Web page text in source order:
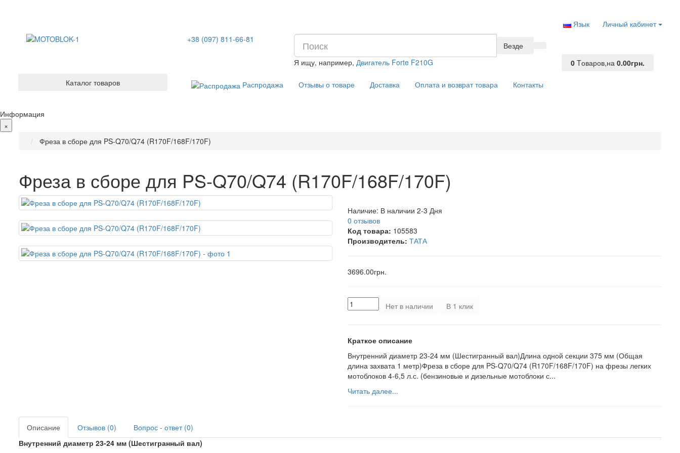
Личный кабинет
Язык
+38 (097) 811-66-81
Везде
Я ищу, например,Двигатель Forte F210G 0 Tоваров,на0.00грн.
Каталог товаров
Распродажа Отзывы о товаре Доставка Оплата и возврат товара Контакты
Информация
×
Фреза в сборе для PS-Q70/Q74 (R170F/168F/170F)
Фреза в сборе для PS-Q70/Q74 (R170F/168F/170F)
Наличие: В наличии 2-3 Дня
0 отзывов
Код товара: 105583
Производитель: ТАТА
3696.00грн.
Нет в наличии В 1 клик
Краткое описание
Внутренний диаметр 23-24 мм (Шестигранный вал)Длина одной секции 375 мм (Общая
длина захвата 1 метр)Фреза в сборе для PS-Q70/Q74 (R170F/168F/170F) на фрезы легких
мотоблоков 4-6,5 л.с. (бензиновые и дизельные мотоблоки с...
Читать далее...
Описание Отзывов (0)
Вопрос - ответ (0)
Внутренний диаметр 23-24 мм (Шестигранный вал)